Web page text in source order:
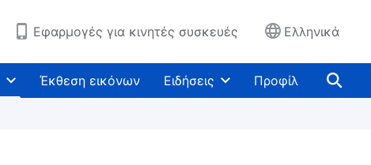
Εφαρμογές για κινητές συσκευές Ελληνικά
Έκθεση εικόνων Ειδήσεις Προφίλ